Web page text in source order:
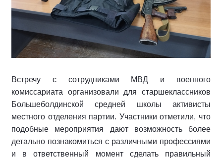
Встречу с сотрудниками МВД и военного
комиссариата организовали для старшеклассников
Большеболдинской средней школы активисты
местного отделения партии. Участникиотметили, что
подобные мероприятия дают возможность более
детально познакомиться с различными профессиями
и в ответственный момент сделать правильный